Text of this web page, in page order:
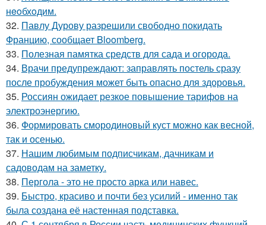
нeoбхoдим.
32. Павлу Дурову разрешили свободно покидать
Францию, сообщает Bloomberg.
33. Полезная памятка средств для сада и огорода.
34. Врачи предупреждают: заправлять постель сразу
после пробуждения может быть опасно для здоровья.
35. Россиян ожидает резкое повышение тарифов на
электроэнергию.
36. Формировать смородиновый куст можно как весной,
так и осенью.
37. Нашим любимым подписчикам, дачникам и
садоводам на заметку.
38. Пергола - это не просто арка или навес.
39. Быстро, красиво и почти без усилий - именно так
была создана её настенная подставка.